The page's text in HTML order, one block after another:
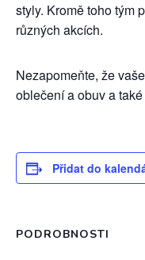
styly. Kromě toho tým
různých akcích.
Nezapomeňte, že
oblečení a obuv a
Přidat do
PODROBNOSTI